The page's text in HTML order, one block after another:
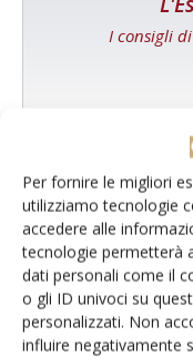
Per fornire le migliori
utilizziamo tecnologie
accedere alle
tecnologie permetterà
dati personali come il
o gli ID univoci su
personalizzati. Non
influire negativamente
I consigli
Dalla stessa